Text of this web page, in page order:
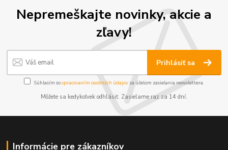
Nepremeškajte novinky, akcie a
zľavy!
Prihlásiť sa
Súhlasím sospracovaním osobných údajov za účelom zasielania newslettera.
Môžete sa kedykoľvek odhlásiť. Zasielame raz za 14 dní.
Informácie pre zákazníkov